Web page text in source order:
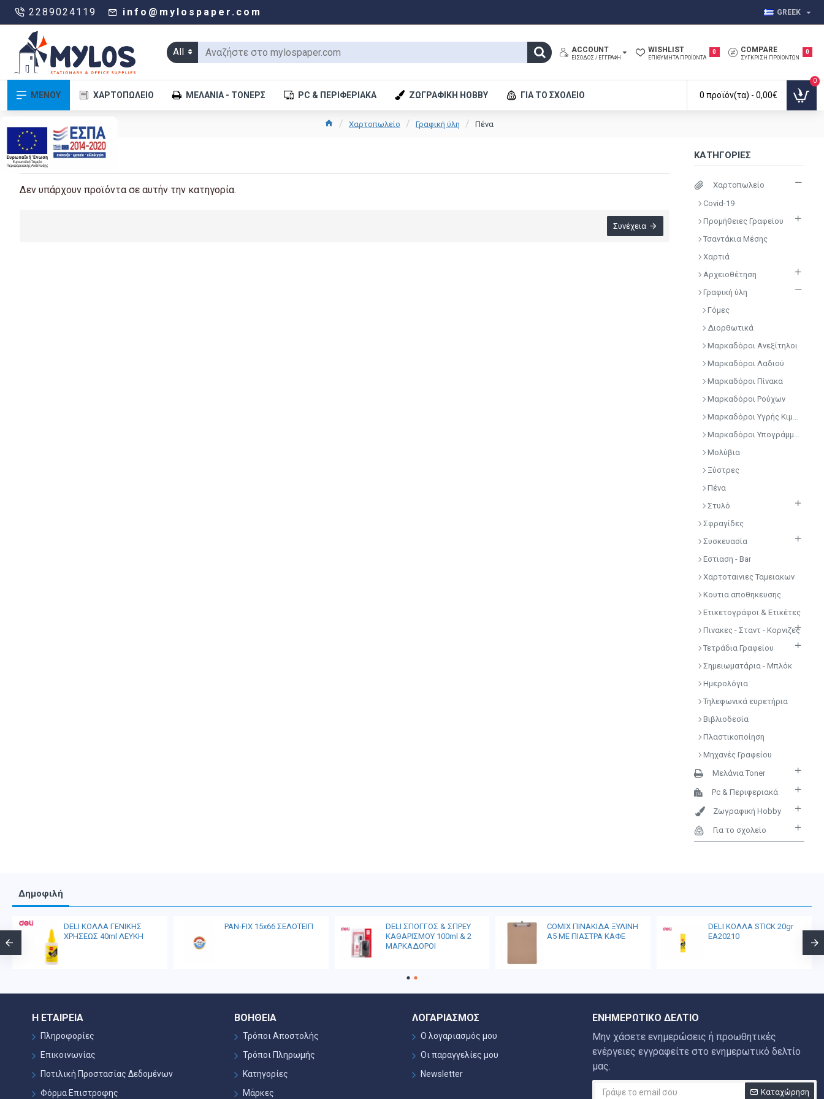
2289024119 info@mylospaper.com GREEK
All ACCOUNT
ΕΊΣΟΔΟΣ / ΕΓΓΡΑΦΉ
WISHLIST
ΕΠΙΘΥΜΗΤΆ ΠΡΟΪΌΝΤΑ
0 COMPARE
ΣΎΓΚΡΙΣΗ ΠΡΟΪΌΝΤΩΝ
0
ΜΕΝΟΥ ΧΑΡΤΟΠΩΛΕΊΟ ΜΕΛΆΝΙΑ - ΤΌΝΕΡΣ PC & ΠΕΡΙΦΕΡΙΑΚΆ ΖΩΓΡΑΦΙΚΉ HOBBY ΓΙΑ ΤΟ ΣΧΟΛΕΊΟ 0 προϊόν(τα) - 0,00€
0
Χαρτοπωλείο Γραφική ύλη Πένα
ΠΈΝΑ
Δεν υπάρχουν προϊόντα σε αυτήν την κατηγορία.
Συνέχεια
ΚΑΤΗΓΟΡΊΕΣ
Χαρτοπωλείο
Covid-19
Προμήθειες Γραφείου
Τσαντάκια Μέσης
Χαρτιά
Αρχειοθέτηση
Γραφική ύλη
Γόμες
Διορθωτικά
Μαρκαδόροι Ανεξίτηλοι
Μαρκαδόροι Λαδιού
Μαρκαδόροι Πίνακα
Μαρκαδόροι Ρούχων
Μαρκαδόροι Υγρής Κιμωλίας
Μαρκαδόροι Υπογράμμισης
Μολύβια
Ξύστρες
Πένα
Στυλό
Σφραγίδες
Συσκευασία
Εστιαση - Bar
Χαρτοταινιες Ταμειακων
Κουτια αποθηκευσης
Ετικετογράφοι & Ετικέτες
Πινακες - Σταντ - Κορνιζες
Τετράδια Γραφείου
Σημειωματάρια - Μπλόκ
Ημερολόγια
Τηλεφωνικά ευρετήρια
Βιβλιοδεσία
Πλαστικοποίηση
Μηχανές Γραφείου
Μελάνια Toner
Pc & Περιφεριακά
Ζωγραφική Hobby
Για το σχολείο
Δημοφιλή
DELI ΚΟΛΛΑ ΓΕΝΙΚΗΣ
ΧΡΗΣΕΩΣ 40ml ΛΕΥΚΗ
PAN-FIX 15x66 ΣΕΛΟΤΕΙΠ
DELI ΣΠΟΓΓΟΣ & ΣΠΡΕΥ
ΚΑΘΑΡΙΣΜΟΥ 100ml & 2
ΜΑΡΚΑΔΟΡΟΙ
COMIX ΠΙΝΑΚΙΔΑ ΞΥΛΙΝΗ
Α5 ΜΕ ΠΙΑΣΤΡΑ ΚΑΦΕ
DELI ΚΟΛΛΑ STICK 20gr
EA20210
Η ΕΤΑΙΡΕΊΑ
Πληροφορίες
Επικοινωνίας
Ποτιλική Προστασίας Δεδομένων
Φόρμα Επιστροφης
ΒΟΉΘΕΙΑ
Τρόποι Αποστολής
Τρόποι Πληρωμής
Κατηγορίες
Μάρκες
ΛΟΓΑΡΙΑΣΜΌΣ
Ο λογαριασμός μου
Οι παραγγελίες μου
Newsletter
ΕΝΗΜΕΡΩΤΙΚΌ ΔΕΛΤΊΟ
Μην χάσετε ενημερώσεις ή προωθητικές
ενέργειες εγγραφείτε στο ενημερωτικό δελτίο
μας.
Καταχώρηση
.